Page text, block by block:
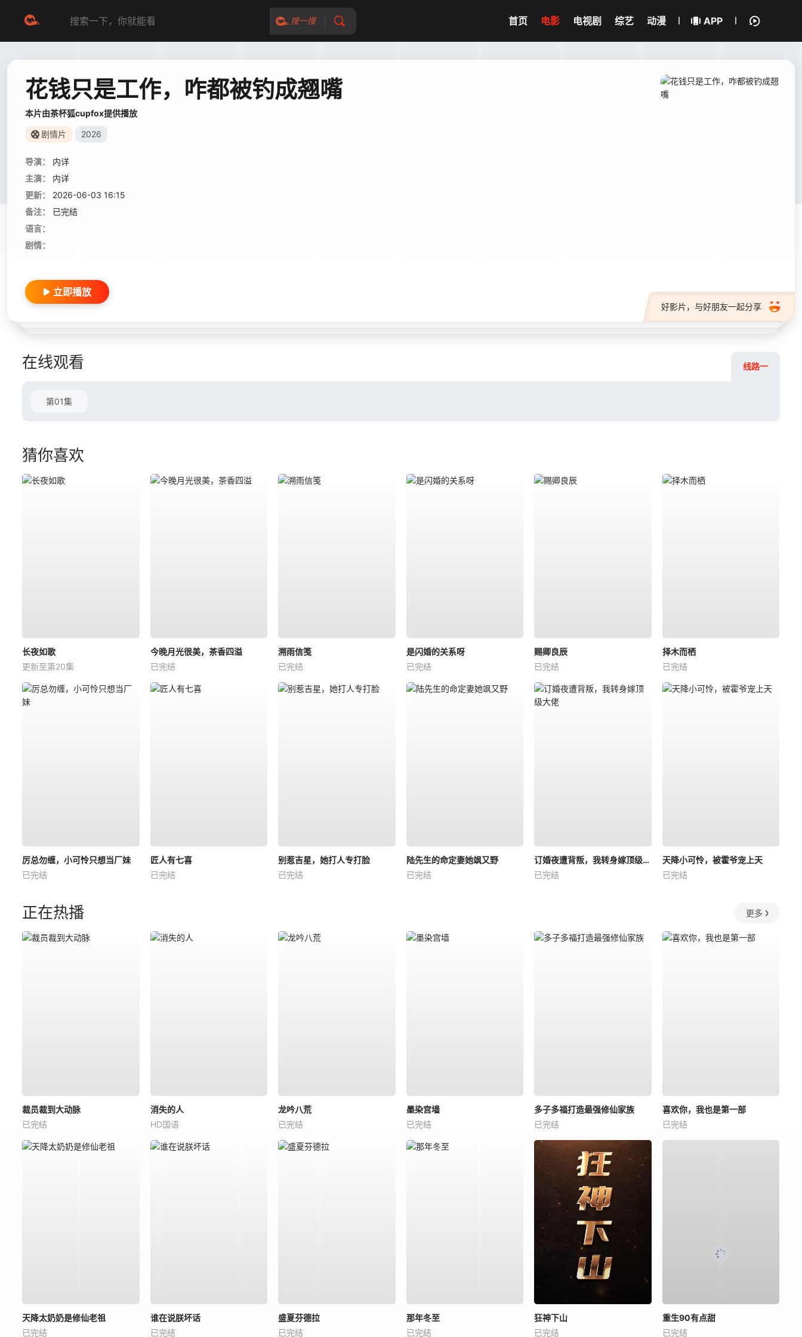
搜一搜 首页 电影 电视剧 综艺 动漫 APP
花钱只是工作，咋都被钓成翘嘴
本片由茶杯狐cupfox提供播放
剧情片 2026
导演：
内详
主演：
内详
更新：
2026-06-03 16:15
备注：
已完结
语言：
剧情：
好影片，与好朋友一起分享
立即播放
在线观看 线路一
第01集
猜你喜欢
长夜如歌
更新至第20集
今晚月光很美，茶香四溢
已完结
溯雨信笺
已完结
是闪婚的关系呀
已完结
赐卿良辰
已完结
择木而栖
已完结
厉总勿缠，小可怜只想当厂妹
已完结
匠人有七喜
已完结
别惹吉星，她打人专打脸
已完结
陆先生的命定妻她飒又野
已完结
订婚夜遭背叛，我转身嫁顶级大佬
已完结
天降小可怜，被霍爷宠上天
已完结
正在热播 更多
裁员裁到大动脉
已完结
消失的人
HD国语
龙吟八荒
已完结
墨染宫墙
已完结
多子多福打造最强修仙家族
已完结
喜欢你，我也是第一部
已完结
天降太奶奶是修仙老祖
已完结
谁在说朕坏话
已完结
盛夏芬德拉
已完结
那年冬至
已完结
狂神下山
已完结
重生90有点甜
已完结